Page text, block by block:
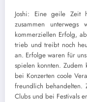
Joshi: Eine geile Zeit
zusammen
kommerziellen Erfolg,
trieb und treibt noch
an. Erfolge waren für
spielen konnten. Zudem
bei Konzerten coole
freundlich behandelten.
Clubs und bei Festivals